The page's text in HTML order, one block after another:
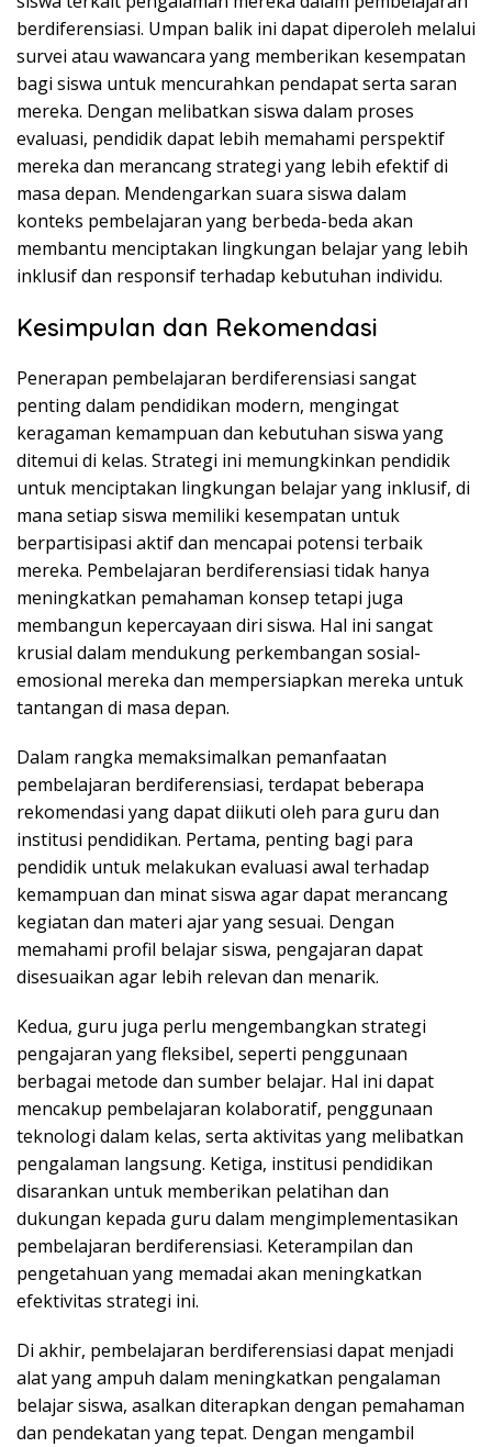
berdiferensiasi. Umpan balik ini dapat diperoleh melalui
survei atau wawancara yang memberikan kesempatan
bagi siswa untuk mencurahkan pendapat serta saran
mereka. Dengan melibatkan siswa dalam proses
evaluasi, pendidik dapat lebih memahami perspektif
mereka dan merancang strategi yang lebih efektif di
masa depan. Mendengarkan suara siswa dalam
konteks pembelajaran yang berbeda-beda akan
membantu menciptakan lingkungan belajar yang lebih
inklusif dan responsif terhadap kebutuhan individu.
Kesimpulan dan Rekomendasi
Penerapan pembelajaran berdiferensiasi sangat
penting dalam pendidikan modern, mengingat
keragaman kemampuan dan kebutuhan siswa yang
ditemui di kelas. Strategi ini memungkinkan pendidik
untuk menciptakan lingkungan belajar yang inklusif, di
mana setiap siswa memiliki kesempatan untuk
berpartisipasi aktif dan mencapai potensi terbaik
mereka. Pembelajaran berdiferensiasi tidak hanya
meningkatkan pemahaman konsep tetapi juga
membangun kepercayaan diri siswa. Hal ini sangat
krusial dalam mendukung perkembangan sosial-
emosional mereka dan mempersiapkan mereka untuk
tantangan di masa depan.
Dalam rangka memaksimalkan pemanfaatan
pembelajaran berdiferensiasi, terdapat beberapa
rekomendasi yang dapat diikuti oleh para guru dan
institusi pendidikan. Pertama, penting bagi para
pendidik untuk melakukan evaluasi awal terhadap
kemampuan dan minat siswa agar dapat merancang
kegiatan dan materi ajar yang sesuai. Dengan
memahami profil belajar siswa, pengajaran dapat
disesuaikan agar lebih relevan dan menarik.
Kedua, guru juga perlu mengembangkan strategi
pengajaran yang fleksibel, seperti penggunaan
berbagai metode dan sumber belajar. Hal ini dapat
mencakup pembelajaran kolaboratif, penggunaan
teknologi dalam kelas, serta aktivitas yang melibatkan
pengalaman langsung. Ketiga, institusi pendidikan
disarankan untuk memberikan pelatihan dan
dukungan kepada guru dalam mengimplementasikan
pembelajaran berdiferensiasi. Keterampilan dan
pengetahuan yang memadai akan meningkatkan
efektivitas strategi ini.
Di akhir, pembelajaran berdiferensiasi dapat menjadi
alat yang ampuh dalam meningkatkan pengalaman
belajar siswa, asalkan diterapkan dengan pemahaman
dan pendekatan yang tepat. Dengan mengambil